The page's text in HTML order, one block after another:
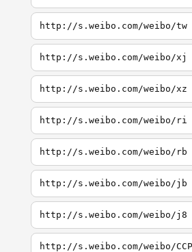
http://s.weibo.com/weibo/tw
http://s.weibo.com/weibo/xj
http://s.weibo.com/weibo/xz
http://s.weibo.com/weibo/ri
http://s.weibo.com/weibo/rb
http://s.weibo.com/weibo/jb
http://s.weibo.com/weibo/j8
http://s.weibo.com/weibo/CCP